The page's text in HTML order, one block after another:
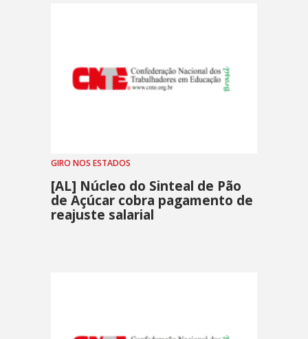
GIRO NOS ESTADOS
[AL] Núcleo do Sinteal de Pão
de Açúcar cobra pagamento de
reajuste salarial